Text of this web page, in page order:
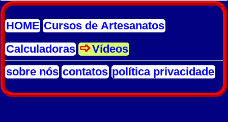
HOME Cursos de Artesanatos
Calculadoras
Vídeos
sobre nós contatos política privacidade